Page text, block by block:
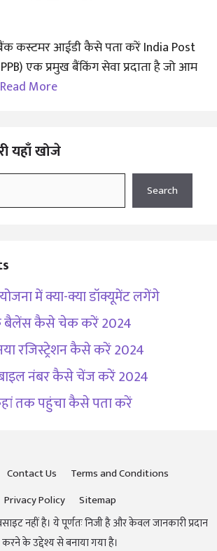
कस्टमर आईडी कैसे पता करें India Post
एक प्रमुख बैंकिंग सेवा प्रदाता है जो आम
Read More
यहाँ खोजे
Search
में क्या-क्या डॉक्यूमेंट लगेंगे
बैलेंस कैसे चेक करें 2024
रजिस्ट्रेशन कैसे करें 2024
नंबर कैसे चेंज करें 2024
तक पहुंचा कैसे पता करें
Contact Us
Terms and Conditions
Privacy Policy
Sitemap
नहीं है। ये पूर्णतः निजी है और केवल जानकारी प्रदान
करने के उद्देश्य से बनाया गया है।